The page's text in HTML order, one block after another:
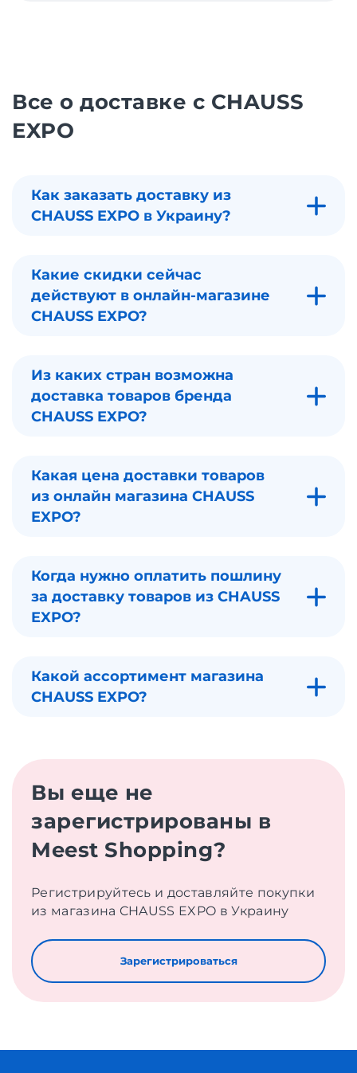
Все о доставке с CHAUSS
EXPO
Как заказать доставку из
CHAUSS EXPO в Украину?
Какие скидки сейчас
действуют в онлайн-магазине
CHAUSS EXPO?
Из каких стран возможна
доставка товаров бренда
CHAUSS EXPO?
Какая цена доставки товаров
из онлайн магазина CHAUSS
EXPO?
Когда нужно оплатить пошлину
за доставку товаров из CHAUSS
EXPO?
Какой ассортимент магазина
CHAUSS EXPO?
Вы еще не
зарегистрированы в
Meest Shopping?
Регистрируйтесь и доставляйте покупки
из магазина CHAUSS EXPO в Украину
Зарегистрироваться